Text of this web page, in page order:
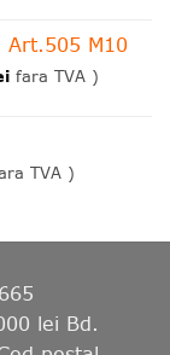
Art.505 M10
fara TVA )
TVA )
lei Bd.